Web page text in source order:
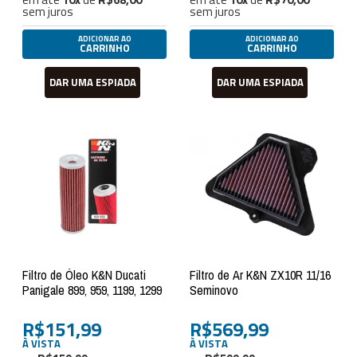
sem juros
ADICIONAR AO
CARRINHO
DAR UMA ESPIADA
sem juros
ADICIONAR AO
CARRINHO
DAR UMA ESPIADA
Filtro de Óleo K&N Ducati
Panigale 899, 959, 1199, 1299
R$151,99
À VISTA
Filtro de Ar K&N ZX10R 11/16
Seminovo
R$569,99
À VISTA